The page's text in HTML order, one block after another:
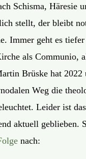
Schisma, Häresie
stellt, der bleibt
Immer geht es
als Communio,
Brüske hat 2022
Weg die
Leider ist
aktuell geblieben.
nach: